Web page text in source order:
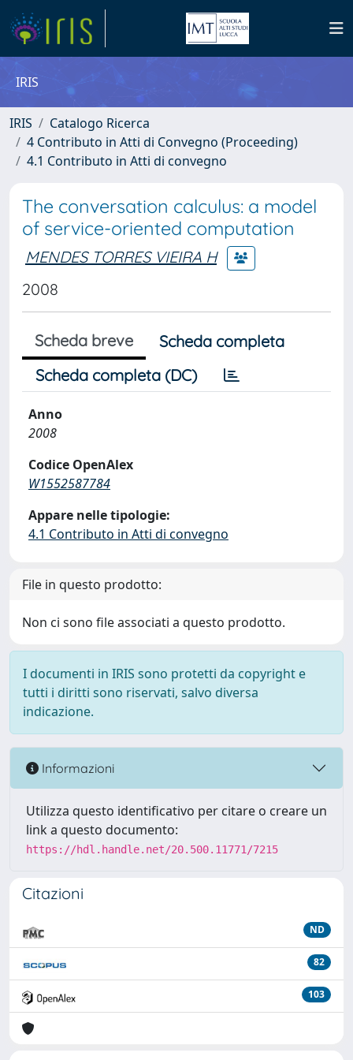
IRIS
IRIS
Catalogo Ricerca
4 Contributo in Atti di Convegno (Proceeding)
4.1 Contributo in Atti di convegno
The conversation calculus: a model
of service-oriented computation
MENDES TORRES VIEIRA H
2008
Scheda breve
Scheda completa
Scheda completa (DC)
Anno
2008
Codice OpenAlex
W1552587784
Appare nelle tipologie:
4.1 Contributo in Atti di convegno
File in questo prodotto:
Non ci sono file associati a questo prodotto.
I documenti in IRIS sono protetti da copyright e
tutti i diritti sono riservati, salvo diversa
indicazione.
Informazioni
Utilizza questo identificativo per citare o creare un
link a questo documento:
https://hdl.handle.net/20.500.11771/7215
Citazioni
ND
82
103